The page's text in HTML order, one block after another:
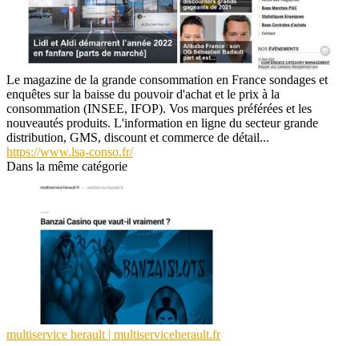
Le magazine de la grande consommation en France sondages et
enquêtes sur la baisse du pouvoir d'achat et le prix à la
consommation (INSEE, IFOP). Vos marques préférées et les
nouveautés produits. L'information en ligne du secteur grande
distribution, GMS, discount et commerce de détail...
https://www.lsa-conso.fr/
Dans la même catégorie
mul­tiser­vi­ce herault | mul­tiser­vi­ceherault.fr